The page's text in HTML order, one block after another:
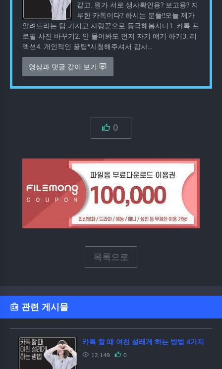
같고. 뭔가 서로 생사확인용? 보고용? 지
루한 카톡이다? 하시는 분들!!오늘 제가
알려드리는 팁 가지고 사랑꾼으로 등극해봅시다1. 카톡 프
로필 사진 바꾸기2. 안 물어봐도 먼저 자기 얘기 하기3. 리
액션4. 개인적인 꿀팁*시청해주셔서 감사...
영상과 댓글 같이 보기
0
목록으로
관련 게시물
카톡 할 때 여친 설레게 하는 방법 4가지
12,149 0